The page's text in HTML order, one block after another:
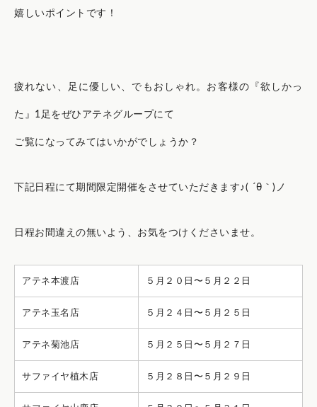
嬉しいポイントです！
疲れない、足に優しい、でもおしゃれ。お客様の『欲しかっ
た』1足をぜひアテネグループにて
ご覧になってみてはいかがでしょうか？
下記日程にて期間限定開催をさせていただきます♪( ´θ｀)ノ
日程お間違えの無いよう、お気をつけくださいませ。
アテネ本渡店 ５月２０日〜５月２２日
アテネ玉名店 ５月２４日〜５月２５日
アテネ菊池店 ５月２５日〜５月２７日
サファイヤ植木店 ５月２８日〜５月２９日